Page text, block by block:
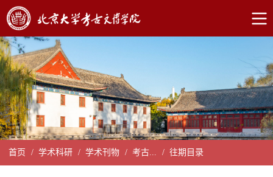
首页 / 学术科研 / 学术刊物 / 考古... / 往期目录